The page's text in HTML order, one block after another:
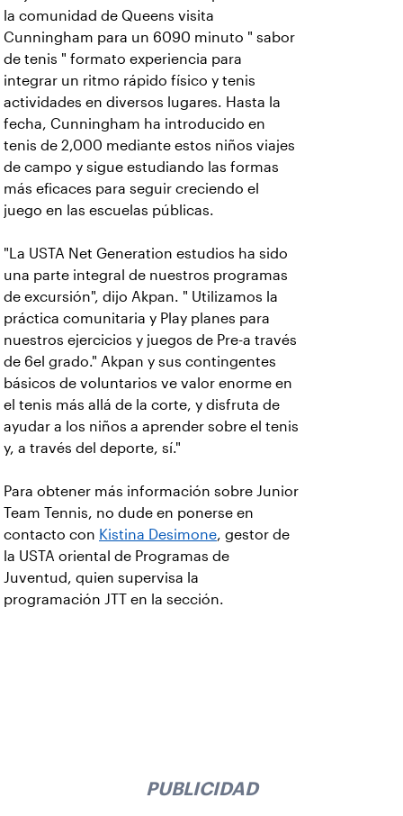
la comunidad de Queens visita
Cunningham para un 6090 minuto " sabor
de tenis " formato experiencia para
integrar un ritmo rápido físico y tenis
actividades en diversos lugares. Hasta la
fecha, Cunningham ha introducido en
tenis de 2,000 mediante estos niños viajes
de campo y sigue estudiando las formas
más eficaces para seguir creciendo el
juego en las escuelas públicas.
"La USTA Net Generation estudios ha sido
una parte integral de nuestros programas
de excursión", dijo Akpan. " Utilizamos la
práctica comunitaria y Play planes para
nuestros ejercicios y juegos de Pre-a través
de 6el grado." Akpan y sus contingentes
básicos de voluntarios ve valor enorme en
el tenis más allá de la corte, y disfruta de
ayudar a los niños a aprender sobre el tenis
y, a través del deporte, sí."
Para obtener más información sobre Junior
Team Tennis, no dude en ponerse en
contacto con Kistina Desimone, gestor de
la USTA oriental de Programas de
Juventud, quien supervisa la
programación JTT en la sección.
PUBLICIDAD